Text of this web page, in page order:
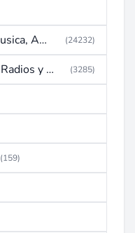
AUDIO (Equipos de Musica, Amplificadores, Reproductores, Etc) (24232)
Autoradio (Potencias, Radios y DVD) (3285)
(159)